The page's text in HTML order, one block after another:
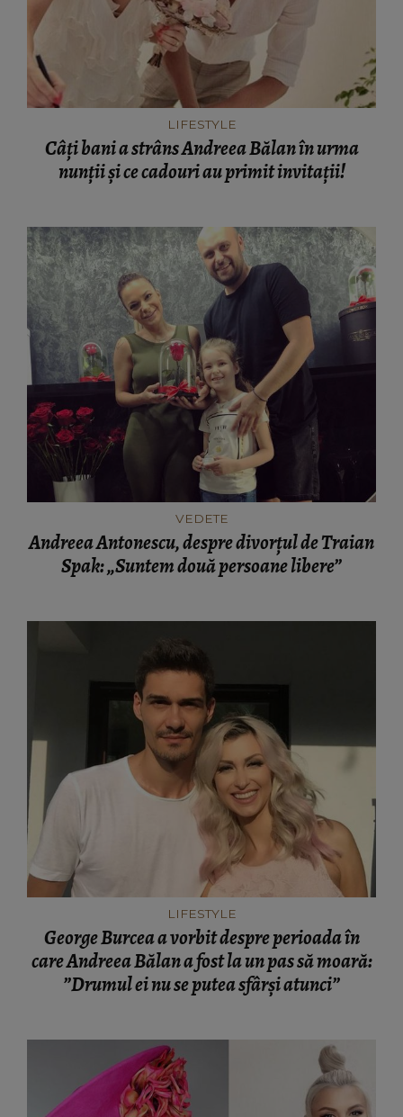
LIFESTYLE
Câți bani a strâns Andreea Bălan în urma
nunții și ce cadouri au primit invitații!
VEDETE
Andreea Antonescu, despre divorțul de Traian
Spak: „Suntem două persoane libere”
LIFESTYLE
George Burcea a vorbit despre perioada în
care Andreea Bălan a fost la un pas să moară:
”Drumul ei nu se putea sfârși atunci”